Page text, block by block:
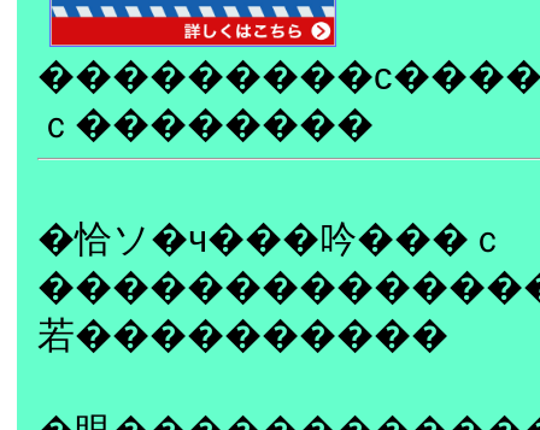
ｃ��������
�恰ソ�ч���吟���ｃ
若����������